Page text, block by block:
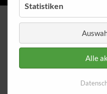
Statistiken
Alle